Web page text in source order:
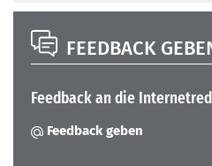
FEEDBACK
Feedback an die
Feedback geben